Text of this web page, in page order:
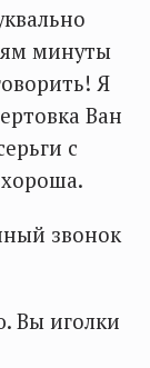
минуты
Я
Ван
с
звонок
Вы иголки